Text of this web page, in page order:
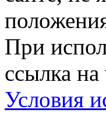
При
ссылка
Условия